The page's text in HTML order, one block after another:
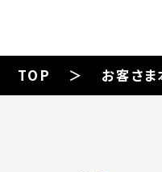
TOP お客さ